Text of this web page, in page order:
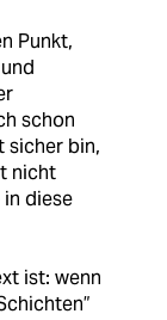
Punkt,
schon
sicher bin,
nicht
diese
ist: wenn